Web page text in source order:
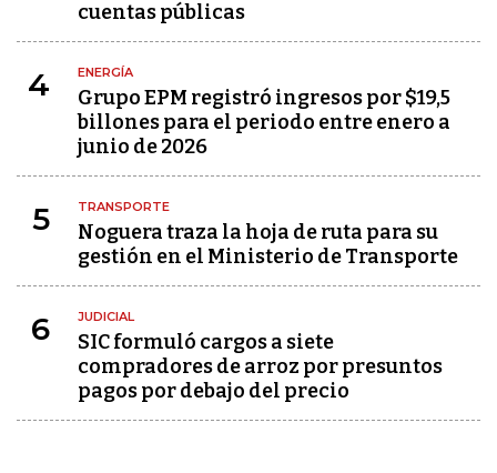
cuentas públicas
4 ENERGÍA
Grupo EPM registró ingresos por $19,5
billones para el periodo entre enero a
junio de 2026
5 TRANSPORTE
Noguera traza la hoja de ruta para su
gestión en el Ministerio de Transporte
6 JUDICIAL
SIC formuló cargos a siete
compradores de arroz por presuntos
pagos por debajo del precio